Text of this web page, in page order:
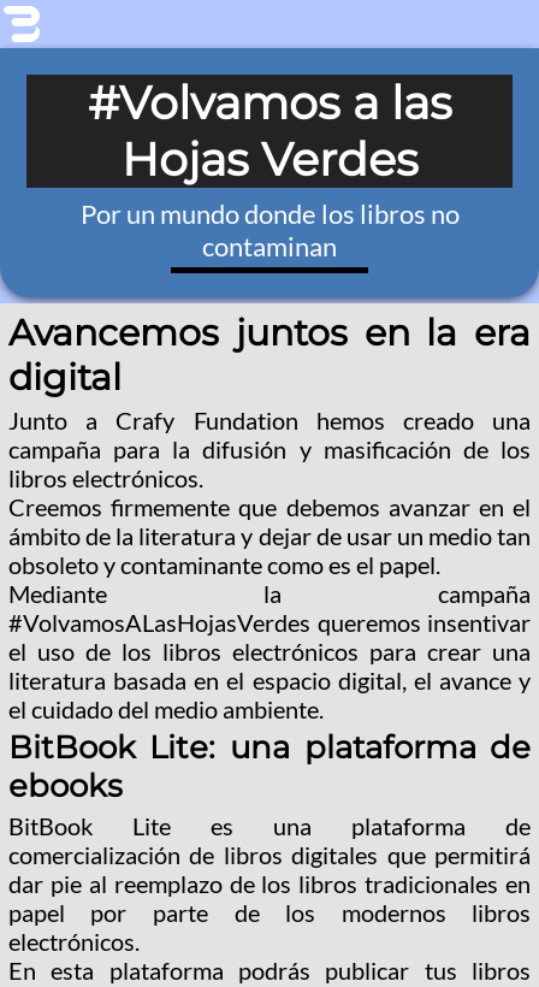
#Volvamos a las
Hojas Verdes
Por un mundo donde los libros no
contaminan
Avancemos juntos en la era
digital
Junto a Crafy Fundation hemos creado una
campaña para la difusión y masificación de los
libros electrónicos.
Creemos firmemente que debemos avanzar en el
ámbito de la literatura y dejar de usar un medio tan
obsoleto y contaminante como es el papel.
Mediante la campaña
#VolvamosALasHojasVerdes queremos insentivar
el uso de los libros electrónicos para crear una
literatura basada en el espacio digital, el avance y
el cuidado del medio ambiente.
BitBook Lite: una plataforma de
ebooks
BitBook Lite es una plataforma de
comercialización de libros digitales que permitirá
dar pie al reemplazo de los libros tradicionales en
papel por parte de los modernos libros
electrónicos.
En esta plataforma podrás publicar tus libros